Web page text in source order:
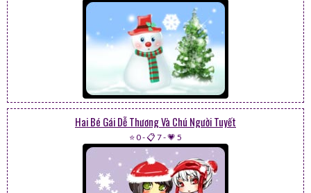
Hai Bé Gái Dễ Thương Và Chú Người Tuyết
⭐ 0-📋 7-💗 5